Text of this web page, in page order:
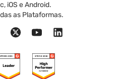
iOS e Android.
as Plataformas.